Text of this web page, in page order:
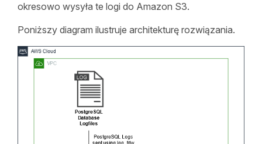
okresowo wysyła te logi do Amazon S3.
Poniższy diagram ilustruje architekturę rozwiązania.